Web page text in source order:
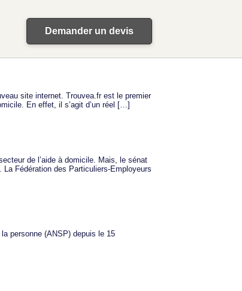
Demander un devis
site internet. Trouvea.fr est le premier
En effet, il s’agit d’un réel […]
de l’aide à domicile. Mais, le sénat
Fédération des Particuliers-Employeurs
personne (ANSP) depuis le 15